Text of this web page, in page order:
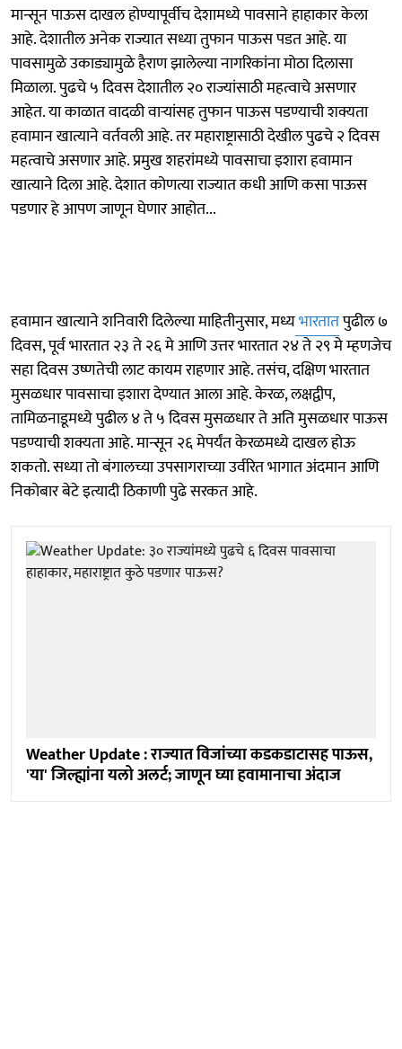
मान्सून पाऊस दाखल होण्यापूर्वीच देशामध्ये पावसाने हाहाकार केला
आहे. देशातील अनेक राज्यात सध्या तुफान पाऊस पडत आहे. या
पावसामुळे उकाड्यामुळे हैराण झालेल्या नागरिकांना मोठा दिलासा
मिळाला. पुढचे ५ दिवस देशातील २० राज्यांसाठी महत्वाचे असणार
आहेत. या काळात वादळी वाऱ्यांसह तुफान पाऊस पडण्याची शक्यता
हवामान खात्याने वर्तवली आहे. तर महाराष्ट्रासाठी देखील पुढचे २ दिवस
महत्वाचे असणार आहे. प्रमुख शहरांमध्ये पावसाचा इशारा हवामान
खात्याने दिला आहे. देशात कोणत्या राज्यात कधी आणि कसा पाऊस
पडणार हे आपण जाणून घेणार आहोत...
हवामान खात्याने शनिवारी दिलेल्या माहितीनुसार, मध्यभारतातपुढील ७
दिवस, पूर्व भारतात २३ ते २६ मे आणि उत्तर भारतात २४ ते २९ मे म्हणजेच
सहा दिवस उष्णतेची लाट कायम राहणार आहे. तसंच, दक्षिण भारतात
मुसळधार पावसाचा इशारा देण्यात आला आहे. केरळ, लक्षद्वीप,
तामिळनाडूमध्ये पुढील ४ ते ५ दिवस मुसळधार ते अति मुसळधार पाऊस
पडण्याची शक्यता आहे. मान्सून २६ मेपर्यंत केरळमध्ये दाखल होऊ
शकतो. सध्या तो बंगालच्या उपसागराच्या उर्वरित भागात अंदमान आणि
निकोबार बेटे इत्यादी ठिकाणी पुढे सरकत आहे.
Weather Update : राज्यात विजांच्या कडकडाटासह पाऊस,
'या' जिल्ह्यांना यलो अलर्ट; जाणून घ्या हवामानाचा अंदाज